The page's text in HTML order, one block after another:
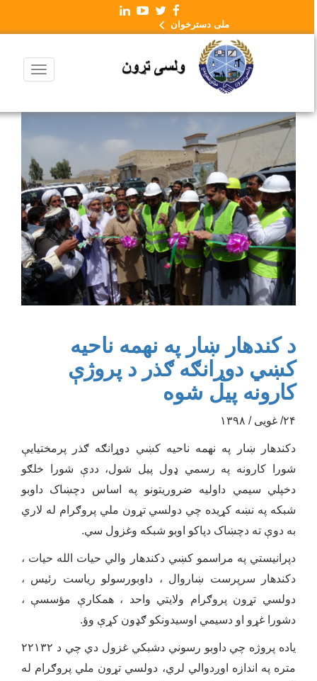
ملی دسترخوان
د کندهار ښار په نهمه ناحیه
کښي دوړانګه ګذر د پروژې
کارونه پیل شوه
۲۴/ غویی / ۱۳۹۸
دکندهار ښار په نهمه ناحیه کښي دوړانګه ګذر پرمختیایې
شورا کارونه په رسمي ډول پیل شول، ددې شورا خلګو
دخپلي سیمي داولیه ضروریتونو په اساس دچښاک داوبو
شبکه په نښه کړیده چي دولسي تړون ملي پروګرام له لاري
به دوې ته دچښاک دپاکو اوبو شبکه وغزول سي.
دپرانیستي په مراسمو کښي دکندهار والي حیات الله حیات ،
دکندهار سرپرست ښاروال ، داوبورسولو ریاست رئیس ،
دولسي تړون پروګرام ولایتي واحد ، همکارې مؤسسې ،
دشورا غړو او دسیمي اوسیدونکو ګډون کړې وؤ.
یاده پروژه چي داوبو رسوني دشبکي غزول دي چي د ۲۲۱۳۲
متره په اندازه او‌ږدوالي لري، دولسي تړون ملي پروګرام له